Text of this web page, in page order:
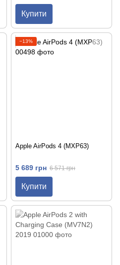
Купити
−13%
Apple AirPods 4 (MXP63)
5 689 грн 6 571 грн
Купити